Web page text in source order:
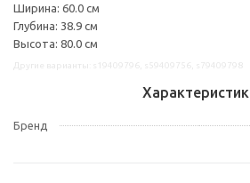
Ширина: 60.0 см
Глубина: 38.9 см
Высота: 80.0 см
Бренд